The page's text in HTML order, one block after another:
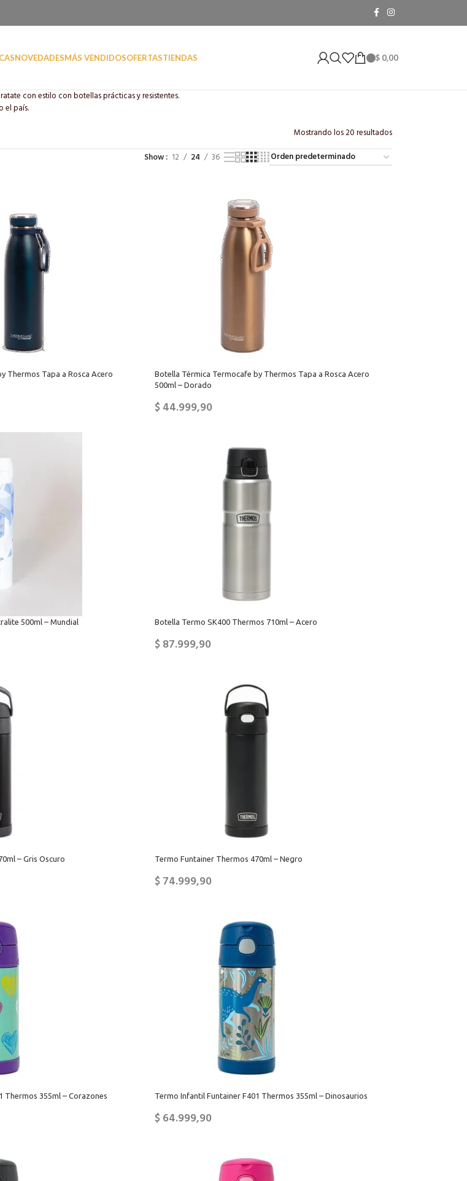
NOVEDADESMÁS VENDIDOSOFERTASTIENDAS $ 0,00
con estilo con botellas prácticas y resistentes.
el país.
Mostrando los 20 resultados
Show 12 24 36
Thermos Tapa a Rosca Acero
Botella Térmica Termocafe by Thermos Tapa a Rosca Acero
500ml – Dorado
$44.999,90
500ml – Mundial Botella Termo SK400 Thermos 710ml – Acero
$87.999,90
– Gris Oscuro Termo Funtainer Thermos 470ml – Negro
$74.999,90
Thermos 355ml – Corazones Termo Infantil Funtainer F401 Thermos 355ml – Dinosaurios
$64.999,90